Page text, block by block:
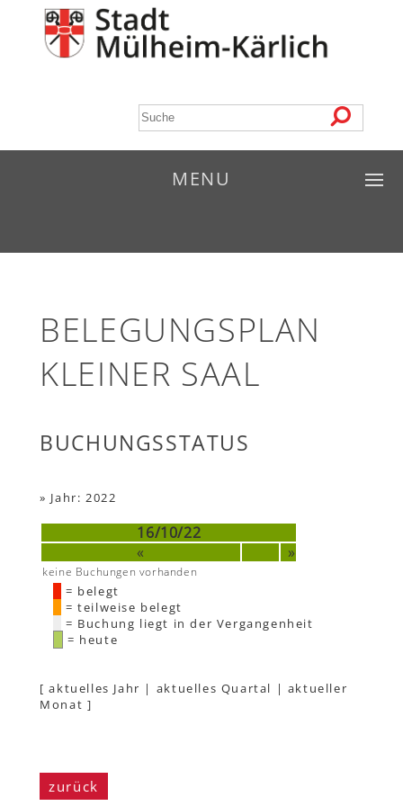
MENU
BELEGUNGSPLAN
KLEINER SAAL
BUCHUNGSSTATUS
» Jahr: 2022
16/10/22
«
»
keine Buchungen vorhanden
= belegt
= teilweise belegt
= Buchung liegt in der Vergangenheit
= heute
[aktuelles Jahr | aktuelles Quartal | aktueller
Monat ]
zurück